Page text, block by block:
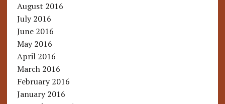
August 2016
July 2016
June 2016
May 2016
April 2016
March 2016
February 2016
January 2016